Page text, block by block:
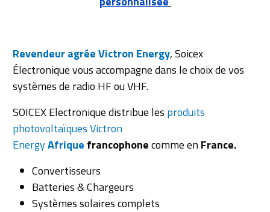
Revendeur agrée Victron Energy, Soicex
Électronique vous accompagne dans le choix de vos
systèmes de radio HF ou VHF.
SOICEX Electronique distribue les produits
photovoltaïques Victron
EnergyAfrique francophonecomme enFrance.
Convertisseurs
Batteries & Chargeurs
Systèmes solaires complets